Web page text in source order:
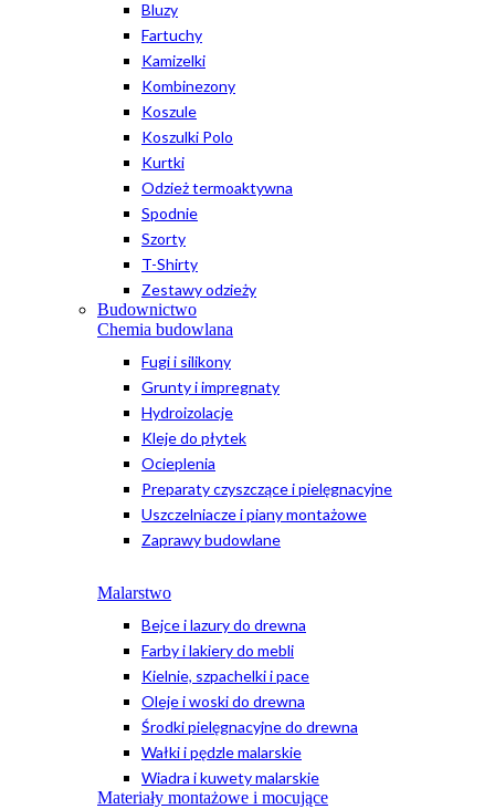
Bluzy
Fartuchy
Kamizelki
Kombinezony
Koszule
Koszulki Polo
Kurtki
Odzież termoaktywna
Spodnie
Szorty
T-Shirty
Zestawy odzieży
Budownictwo
Chemia budowlana
Fugi i silikony
Grunty i impregnaty
Hydroizolacje
Kleje do płytek
Ocieplenia
Preparaty czyszczące i pielęgnacyjne
Uszczelniacze i piany montażowe
Zaprawy budowlane
Malarstwo
Bejce i lazury do drewna
Farby i lakiery do mebli
Kielnie, szpachelki i pace
Oleje i woski do drewna
Środki pielęgnacyjne do drewna
Wałki i pędzle malarskie
Wiadra i kuwety malarskie
Materiały montażowe i mocujące